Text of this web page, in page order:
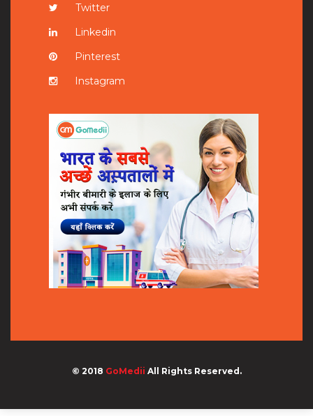
Twitter
Linkedin
Pinterest
Instagram
© 2018 GoMedii All Rights Reserved.